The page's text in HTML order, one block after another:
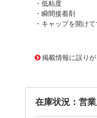
・低粘度
・瞬間接着剤
・キャップを開けて
掲載情報に誤り
在庫状況：営